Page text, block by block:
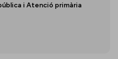
i Atenció primària